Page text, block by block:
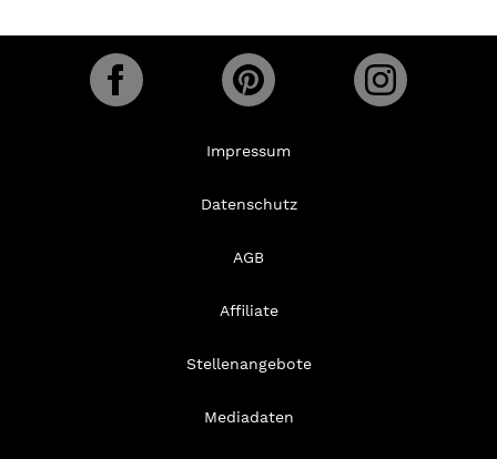
Impressum
Datenschutz
AGB
Affiliate
Stellenangebote
Mediadaten